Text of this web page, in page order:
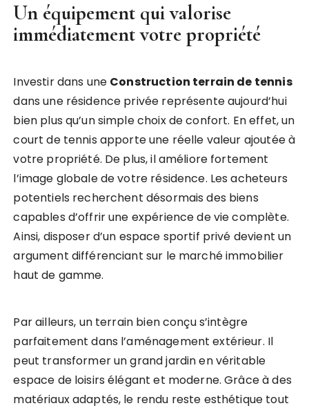
Un équipement qui valorise
immédiatement votre propriété
Investir dans une Construction terrain de tennis
dans une résidence privée représente aujourd’hui
bien plus qu’un simple choix de confort. En effet, un
court de tennis apporte une réelle valeur ajoutée à
votre propriété. De plus, il améliore fortement
l’image globale de votre résidence. Les acheteurs
potentiels recherchent désormais des biens
capables d’offrir une expérience de vie complète.
Ainsi, disposer d’un espace sportif privé devient un
argument différenciant sur le marché immobilier
haut de gamme.
Par ailleurs, un terrain bien conçu s’intègre
parfaitement dans l’aménagement extérieur. Il
peut transformer un grand jardin en véritable
espace de loisirs élégant et moderne. Grâce à des
matériaux adaptés, le rendu reste esthétique tout